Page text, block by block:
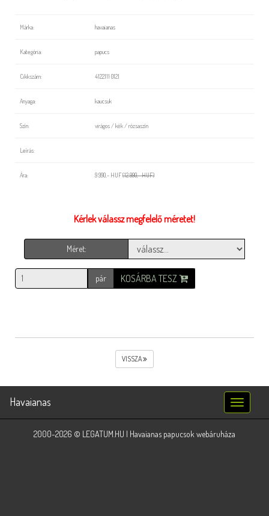
Márka: havaianas
Kategória: papucs
Cikkszám: 4122111 0121
Anyaga: kaucsuk
Szín: virágos / kék / rózsaszín
Leírás:
Ára: 9 990,- HUF(12 990,- HUF)
Kérlek válassz megfelelő méretet!
Méret:
pár KOSÁRBA TESZ
VISSZA
Toggle
navigation
Havaianas
2000-2026 © LEGATUM.HU | Havaianas papucsok webáruháza